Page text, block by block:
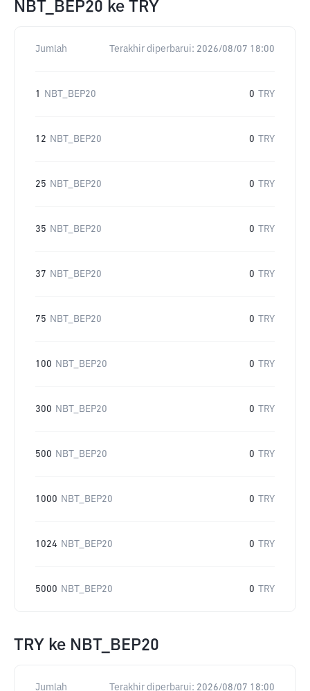
NBT_BEP20 ke TRY
Jumlah Terakhir diperbarui: 2026/08/07 18:00
1 NBT_BEP20 0 TRY
12 NBT_BEP20 0 TRY
25 NBT_BEP20 0 TRY
35 NBT_BEP20 0 TRY
37 NBT_BEP20 0 TRY
75 NBT_BEP20 0 TRY
100 NBT_BEP20 0 TRY
300 NBT_BEP20 0 TRY
500 NBT_BEP20 0 TRY
1000 NBT_BEP20 0 TRY
1024 NBT_BEP20 0 TRY
5000 NBT_BEP20 0 TRY
TRY ke NBT_BEP20
Jumlah Terakhir diperbarui: 2026/08/07 18:00